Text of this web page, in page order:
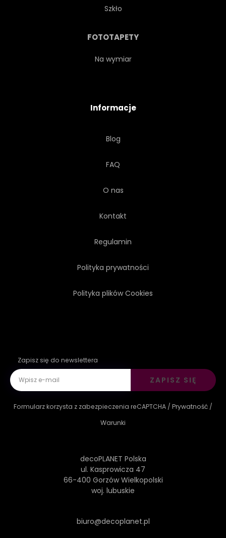
DATA
Szkło
FOTOTAPETY
Na wymiar
Informacje
Blog
FAQ
O nas
Kontakt
Regulamin
Polityka prywatności
Polityka plików Cookies
Zapisz się do newslettera
ZAPISZ SIĘ
Formularz korzysta z zabezpieczenia reCAPTCHA / Prywatność /
Warunki
decoPLANET Polska
ul. Kasprowicza 47
66-400 Gorzów Wielkopolski
woj. lubuskie
biuro@decoplanet.pl